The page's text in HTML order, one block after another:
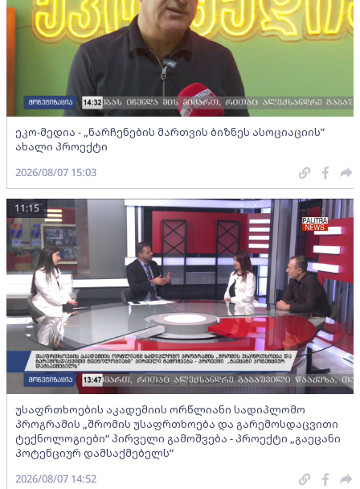
ეკო-მედია - „ნარჩენების მართვის ბიზნეს ასოციაციის”
ახალი პროექტი
2026/08/07 15:03
უსაფრთხოების აკადემიის ორწლიანი სადიპლომო
პროგრამის „შრომის უსაფრთხოება და გარემოსდაცვითი
ტექნოლოგიები“ პირველი გამოშვება - პროექტი „გაეცანი
პოტენციურ დამსაქმებელს“
11:15
2026/08/07 14:52